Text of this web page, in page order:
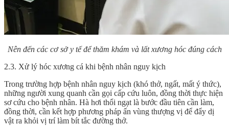
Nên đến các cơ sở y tế để thăm khám và lất xương hóc đúng cách
2.3. Xử lý hóc xương cá khi bệnh nhân nguy kịch
Trong trường hợp bệnh nhân nguy kịch (khó thở, ngất, mất ý thức),
những người xung quanh cần gọi cấp cứu luôn, đồng thời thực hiện
sơ cứu cho bệnh nhân. Hà hơi thổi ngạt là bước đầu tiên cần làm,
đồng thời, cần kết hợp phương pháp ấn vùng thượng vị để đẩy dị
vật ra khỏi vị trí làm bít tắc đường thở.